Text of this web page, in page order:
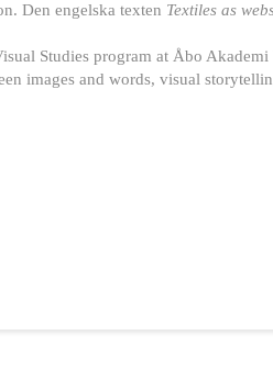
Den engelska texten Textiles as
Studies program at Åbo
images and words, visual